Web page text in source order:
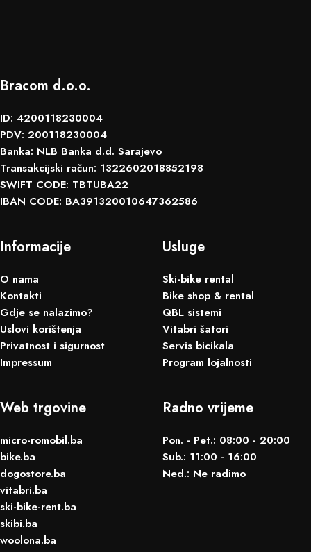
Bracom d.o.o.
ID: 4200118230004
PDV: 200118230004
Banka: NLB Banka d.d. Sarajevo
Transakcijski račun: 1322602018852198
SWIFT CODE: TBTUBA22
IBAN CODE: BA391320010647362586
Informacije
O nama
Kontakti
Gdje se nalazimo?
Uslovi korištenja
Privatnost i sigurnost
Impressum
Usluge
Ski-bike rental
Bike shop & rental
QBL sistemi
Vitabri šatori
Servis bicikala
Program lojalnosti
Web trgovine
micro-romobil.ba
bike.ba
dogostore.ba
vitabri.ba
ski-bike-rent.ba
skibi.ba
woolona.ba
Radno vrijeme
Pon. - Pet.: 08:00 - 20:00
Sub.: 11:00 - 16:00
Ned.: Ne radimo